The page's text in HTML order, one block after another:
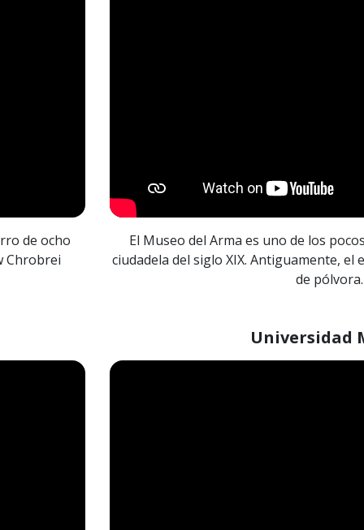
de ocho
Chrobrei
El Museo del Arma es uno de los
ciudadela del siglo XIX. Antiguamente,
de pólvora.
Universidad